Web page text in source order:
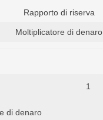
Rapporto di riserva
Moltiplicatore di denaro
di denaro
1